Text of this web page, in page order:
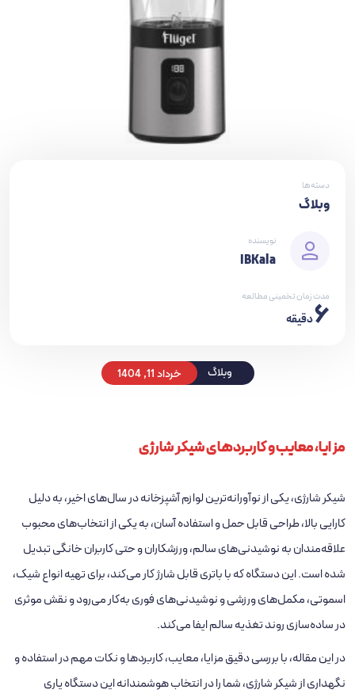
وبلاگ
دسته‌ها
وبلاگ
نویسنده
IBKala
مدت زمان تخمینی مطالعه
6دقیقه
خرداد 11, 1404
مزایا، معایب و کاربردهای شیکر شارژی
شیکر شارژی، یکی از نوآورانه‌ترین لوازم آشپزخانه در سال‌های اخیر، به دلیل
کارایی بالا، طراحی قابل‌ حمل و استفاده آسان، به یکی از انتخاب‌های محبوب
علاقه‌مندان به نوشیدنی‌های سالم، ورزشکاران و حتی کاربران خانگی تبدیل
شده است. این دستگاه که با باتری قابل شارژ کار می‌کند، برای تهیه انواع شیک،
اسموتی، مکمل‌های ورزشی و نوشیدنی‌های فوری به‌کار می‌رود و نقش موثری
در ساده‌سازی روند تغذیه سالم ایفا می‌کند.
در این مقاله، با بررسی دقیق مزایا، معایب، کاربردها و نکات مهم در استفاده و
نگهداری از شیکر شارژی، شما را در انتخاب هوشمندانه این دستگاه یاری